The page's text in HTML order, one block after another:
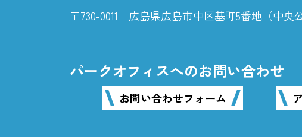
〒730-0011 広島県広島市中区基町5番地（中央
パークオフィスへのお問い合わせ
お問い合わせフォーム